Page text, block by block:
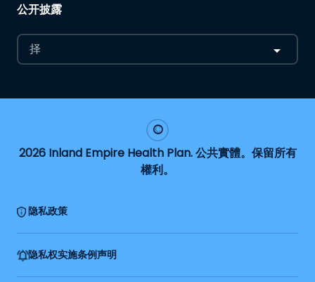
公开披露
择
2026 Inland Empire Health Plan. 公共實體。保留所有
權利。
隐私政策
隐私权实施条例声明